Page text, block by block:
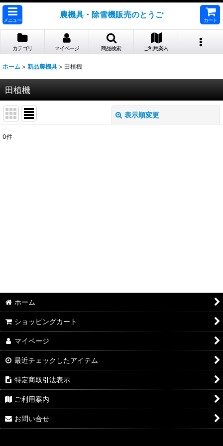
メニュー
農機具・除雪機販売のとうご
カート
カテゴリ マイページ 商品検索 ご利用案内
ホーム > 新品農機具 > 田植機
田植機
表示順変更
0件
ホーム
ショッピングカート
マイページ
最近チェックしたアイテム
特定商取引法表示
ご利用案内
お問い合せ